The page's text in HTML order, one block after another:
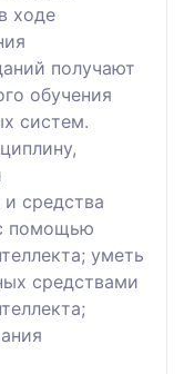
ходе
получают
обучения
систем.
средства
помощью
уметь
средствами